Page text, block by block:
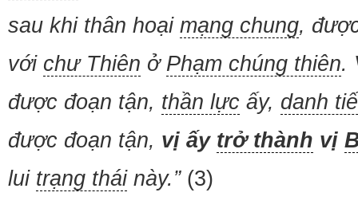
sau khi thân hoại mạng chung,
với chư Thiên ở Phạm chúng thiên.
được đoạn tận, thần lực ấy, danh
được đoạn tận, vị ấy trở thành vị
lui trạng tháinày.”(3)